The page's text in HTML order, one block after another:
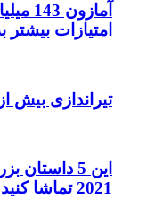
امتیازات بیشتر
تیراندازی بیش از 40 سال رژه هالووین نیویورک
این 5
2021 تماشا کنید